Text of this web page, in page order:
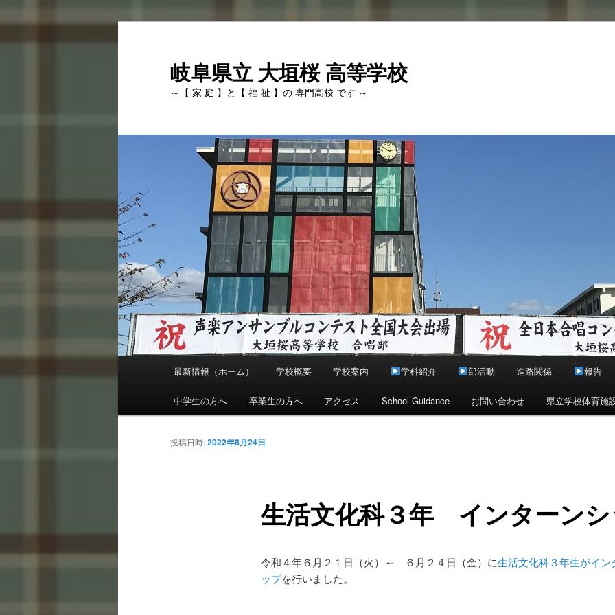
岐阜県立 大垣桜 高等学校
～【 家 庭 】と【 福 祉 】の 専門高校 です ～
メ
メ
イ
ン
最新情報（ホーム） 学校概要 学校案内 学科紹介 部活動 進路関係 報告
中学生の方へ 卒業生の方へ アクセス School Guidance お問い合わせ 県立学校体育施
生活文化科３年 インターン
投稿日時:2022年8月24日
令和４年６月２１日（火）～ ６月２４日（金）に生活文化科３年生がイン
ップを行いました。